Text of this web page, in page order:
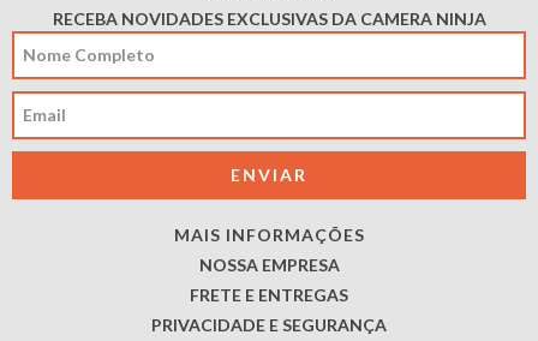
RECEBA NOVIDADES EXCLUSIVAS DA CAMERA NINJA
MAIS INFORMAÇÕES
NOSSA EMPRESA
FRETE E ENTREGAS
PRIVACIDADE E SEGURANÇA